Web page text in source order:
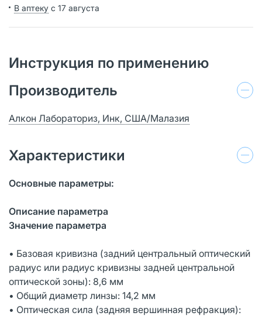
В аптеку с 17 августа
Инструкция по применению
Производитель
Алкон Лабораториз, Инк, США/Малазия
Характеристики
Основные параметры:
Описание параметра
Значение параметра
• Базовая кривизна (задний центральный оптический
радиус или радиус кривизны задней центральной
оптической зоны): 8,6 мм
• Общий диаметр линзы: 14,2 мм
• Оптическая сила (задняя вершинная рефракция):